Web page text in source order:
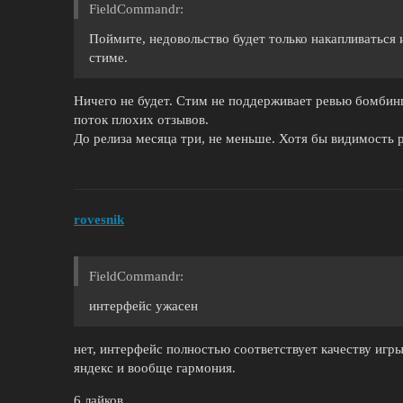
FieldCommandr:
Поймите, недовольство будет только
стиме.
Ничего не будет. Стим не поддерживает ревью
поток плохих отзывов.
До релиза месяца три, не меньше. Хотя бы видимость
rovesnik
FieldCommandr:
интерфейс ужасен
нет, интерфейс полностью соответствует качеству
яндекс и вообще гармония.
6 лайков